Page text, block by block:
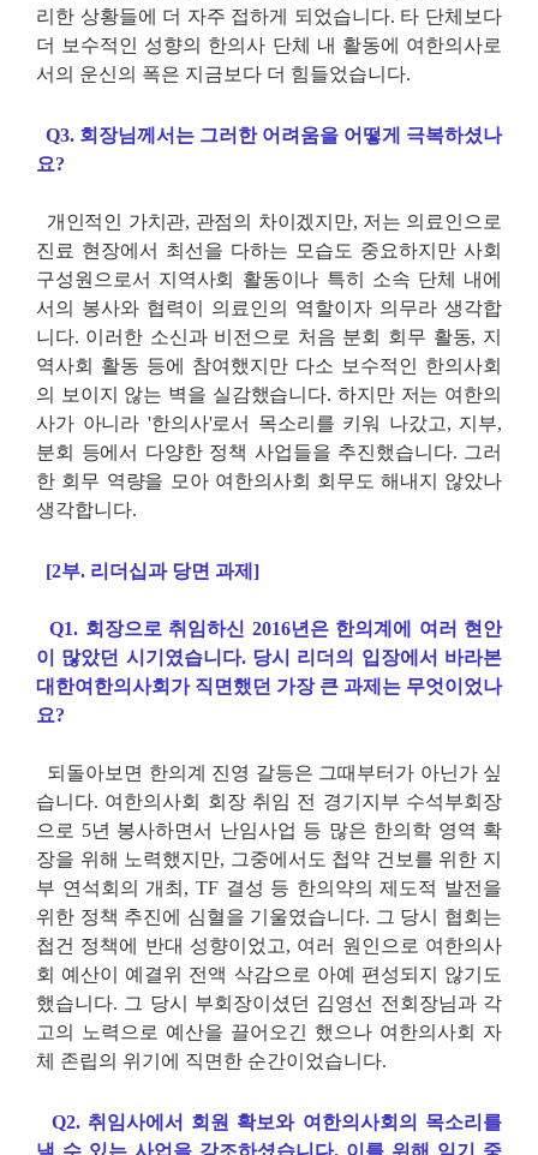
리한 상황들에 더 자주 접하게 되었습니다. 타 단체보다
더 보수적인 성향의 한의사 단체 내 활동에 여한의사로
서의 운신의 폭은 지금보다 더 힘들었습니다.
Q3. 회장님께서는 그러한 어려움을 어떻게 극복하셨나
요?
개인적인 가치관, 관점의 차이겠지만, 저는 의료인으로
진료 현장에서 최선을 다하는 모습도 중요하지만 사회
구성원으로서 지역사회 활동이나 특히 소속 단체 내에
서의 봉사와 협력이 의료인의 역할이자 의무라 생각합
니다. 이러한 소신과 비전으로 처음 분회 회무 활동, 지
역사회 활동 등에 참여했지만 다소 보수적인 한의사회
의 보이지 않는 벽을 실감했습니다. 하지만 저는 여한의
사가 아니라 '한의사'로서 목소리를 키워 나갔고, 지부,
분회 등에서 다양한 정책 사업들을 추진했습니다. 그러
한 회무 역량을 모아 여한의사회 회무도 해내지 않았나
생각합니다.
[2부. 리더십과 당면 과제]
Q1. 회장으로 취임하신 2016년은 한의계에 여러 현안
이 많았던 시기였습니다. 당시 리더의 입장에서 바라본
대한여한의사회가 직면했던 가장 큰 과제는 무엇이었나
요?
되돌아보면 한의계 진영 갈등은 그때부터가 아닌가 싶
습니다. 여한의사회 회장 취임 전 경기지부 수석부회장
으로 5년 봉사하면서 난임사업 등 많은 한의학 영역 확
장을 위해 노력했지만, 그중에서도 첩약 건보를 위한 지
부 연석회의 개최, TF 결성 등 한의약의 제도적 발전을
위한 정책 추진에 심혈을 기울였습니다. 그 당시 협회는
첩건 정책에 반대 성향이었고, 여러 원인으로 여한의사
회 예산이 예결위 전액 삭감으로 아예 편성되지 않기도
했습니다. 그 당시 부회장이셨던 김영선 전회장님과 각
고의 노력으로 예산을 끌어오긴 했으나 여한의사회 자
체 존립의 위기에 직면한 순간이었습니다.
Q2. 취임사에서 회원 확보와 여한의사회의 목소리를